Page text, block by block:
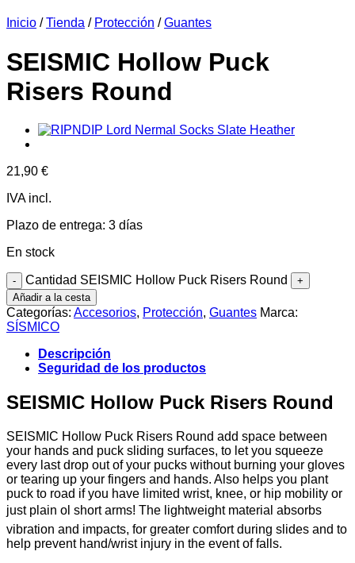
Inicio / Tienda / Protección / Guantes
SEISMIC Hollow Puck
Risers Round
21,90 €
IVA incl.
Plazo de entrega: 3 días
En stock
Cantidad SEISMIC Hollow Puck Risers Round
Añadir a la cesta
Categorías: Accesorios, Protección, Guantes Marca:
SÍSMICO
Descripción
Seguridad de los productos
SEISMIC Hollow Puck Risers Round
SEISMIC Hollow Puck Risers Round add space between
your hands and puck sliding surfaces, to let you squeeze
every last drop out of your pucks without burning your gloves
or tearing up your fingers and hands. Also helps you plant
puck to road if you have limited wrist, knee, or hip mobility or
just plain ol short arms! The lightweight material absorbs
vibration and impacts, for greater comfort during slides and to
help prevent hand/wrist injury in the event of falls.